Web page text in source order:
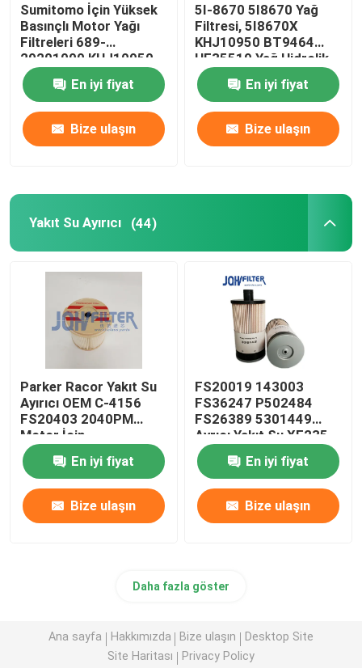
Sumitomo İçin Yüksek
Basınçlı Motor Yağı
Filtreleri 689-
29201000 KHJ10950
KHJ17730
En iyi fiyat
Bize ulaşın
5I-8670 5I8670 Yağ
Filtresi, 5I8670X
KHJ10950 BT9464
HF35519 Yağ Hidrolik
Filtresi
En iyi fiyat
Bize ulaşın
Yakıt Su Ayırıcı (44)
Parker Racor Yakıt Su
Ayırıcı OEM C-4156
FS20403 2040PM
Motor İçin
En iyi fiyat
Bize ulaşın
FS20019 143003
FS36247 P502484
FS26389 5301449
Ayrıcı Yakıt Su XE235
XE335 XE370 Yakıt
Ayrıcı FiltresiEn iyi fiyat
Bize ulaşın
Daha fazla göster
Ana sayfa Hakkımızda Bize ulaşın
Desktop Site
Site Haritası
Privacy Policy